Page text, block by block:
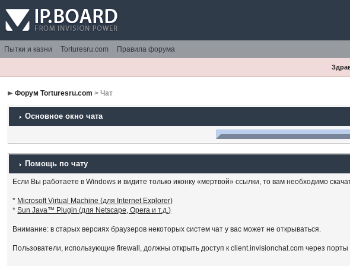
Пытки и казни Torturesru.com Правила форума
Форум Torturesru.com > Чат
Основное окно чата
Помощь по чату
Если Вы работаете в Windows и видите только иконку «мертвой» ссылки, то вам необходимо
* Microsoft Virtual Machine (для Internet Explorer)
*Sun Java™ Plugin (для Netscape, Opera и т.д.)
Внимание: в старых версиях браузеров некоторых систем чат у вас может не открываться.
Пользователи, использующие firewall, должны открыть доступ к client.invisionchat.com через